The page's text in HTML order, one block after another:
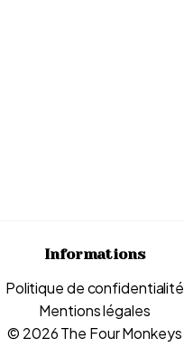
Informations
Politique de confidentialité
Mentions légales
© 2026 The Four Monkeys